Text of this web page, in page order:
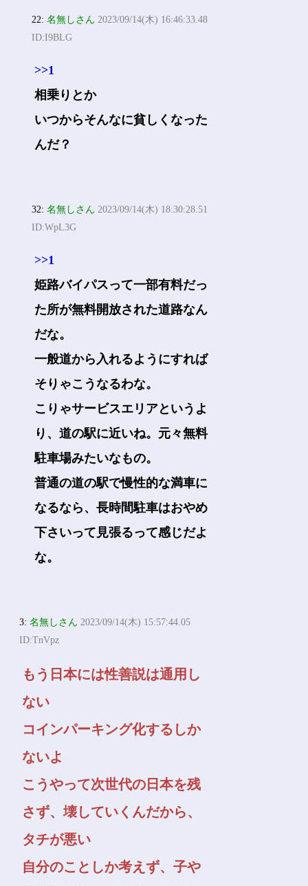
22:名無しさん 2023/09/14(木) 16:46:33.48
ID:I9BLG
>>1
相乗りとか
いつからそんなに貧しくなった
んだ？
32:名無しさん 2023/09/14(木) 18:30:28.51
ID:WpL3G
>>1
姫路バイパスって一部有料だっ
た所が無料開放された道路なん
だな。
一般道から入れるようにすれば
そりゃこうなるわな。
こりゃサービスエリアというよ
り、道の駅に近いね。元々無料
駐車場みたいなもの。
普通の道の駅で慢性的な満車に
なるなら、長時間駐車はおやめ
下さいって見張るって感じだよ
な。
3:名無しさん 2023/09/14(木) 15:57:44.05
ID:TnVpz
もう日本には性善説は通用し
ない
コインパーキング化するしか
ないよ
こうやって次世代の日本を残
さず、壊していくんだから、
タチが悪い
自分のことしか考えず、子や